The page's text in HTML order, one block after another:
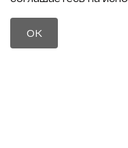
Политика
Политика
8 (800) 600-40-37
OK